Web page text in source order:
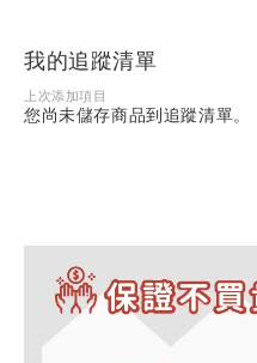
我的追蹤清單
上次添加項目
您尚未儲存商品到追蹤清單。